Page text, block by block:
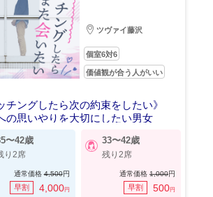
ツヴァイ藤沢
個室6対6
価値観が合う人がいい
チングしたら次の約束をしたい》
の思いやりを大切にしたい男女
〜42歳
り2席
通常価格4,500円
早割 4,000円
33〜42歳
残り2席
通常価格 1,000円
早割 500円